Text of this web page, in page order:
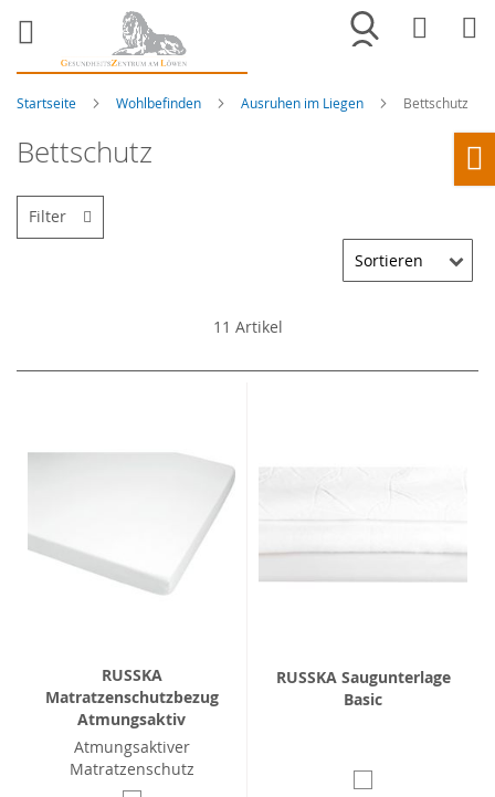
Merkliste
Startseite Wohlbefinden Ausruhen im Liegen Bettschutz
Bettschutz
11 Artikel
RUSSKA
Matratzenschutzbezug
Atmungsaktiv
Atmungsaktiver
Matratzenschutz
RUSSKA Saugunterlage
Basic
Filter